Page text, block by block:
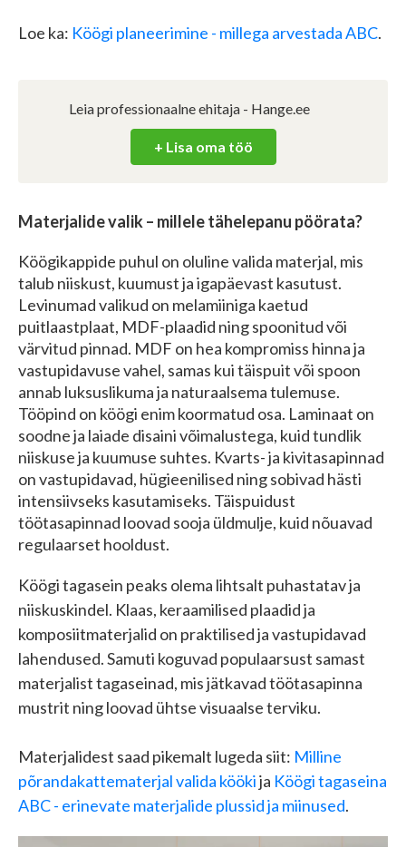
Loe ka: Köögi planeerimine - millega arvestada ABC.
Leia professionaalne ehitaja - Hange.ee
+ Lisa oma töö
Materjalide valik – millele tähelepanu pöörata?
Köögikappide puhul on oluline valida materjal, mis
talub niiskust, kuumust ja igapäevast kasutust.
Levinumad valikud on melamiiniga kaetud
puitlaastplaat, MDF-plaadid ning spoonitud või
värvitud pinnad. MDF on hea kompromiss hinna ja
vastupidavuse vahel, samas kui täispuit või spoon
annab luksuslikuma ja naturaalsema tulemuse.
Tööpind on köögi enim koormatud osa. Laminaat on
soodne ja laiade disaini võimalustega, kuid tundlik
niiskuse ja kuumuse suhtes. Kvarts- ja kivitasapinnad
on vastupidavad, hügieenilised ning sobivad hästi
intensiivseks kasutamiseks. Täispuidust
töötasapinnad loovad sooja üldmulje, kuid nõuavad
regulaarset hooldust.
Köögi tagasein peaks olema lihtsalt puhastatav ja
niiskuskindel. Klaas, keraamilised plaadid ja
komposiitmaterjalid on praktilised ja vastupidavad
lahendused. Samuti koguvad populaarsust samast
materjalist tagaseinad, mis jätkavad töötasapinna
mustrit ning loovad ühtse visuaalse terviku.
Materjalidest saad pikemalt lugeda siit: Milline
põrandakattematerjal valida köökija Köögi tagaseina
ABC - erinevate materjalide plussid ja miinused.